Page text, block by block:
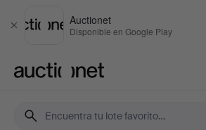
Cerrar
Auctionet
Disponible en Google Play